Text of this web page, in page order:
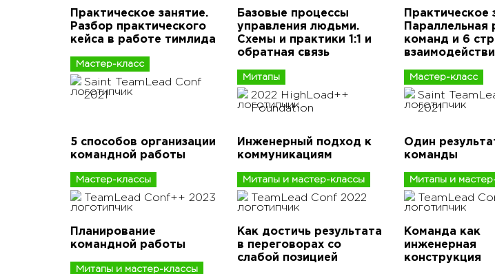
Практическое занятие.
Разбор практического
кейса в работе тимлида
Мастер-класс
Saint TeamLead Conf
2021
Базовые процессы
управления людьми.
Схемы и практики 1:1 и
обратная связь
Митапы
2022 HighLoad++
Foundation
Практическое
Параллельная
команд и 6
Мастер-класс
Saint
2021
5 способов организации
командной работы
Мастер-классы
TeamLead Conf++ 2023
Инженерный подход к
коммуникациям
Митапы и мастер-классы
TeamLead Conf 2022
Один
команды
Митапы и
TeamLead
Планирование
командной работы
Митапы и мастер-классы
Как достичь результата
в переговорах со
слабой позицией
Команда как
инженерная
конструкция